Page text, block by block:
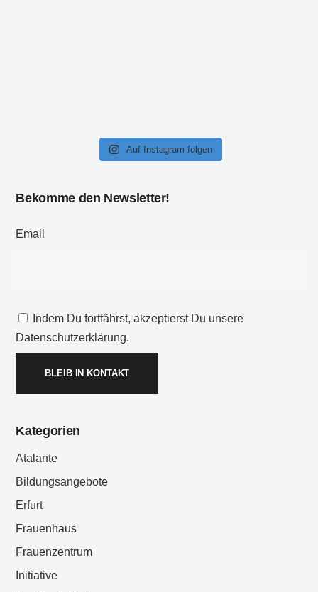
Auf Instagram folgen
Bekomme den Newsletter!
Email
Indem Du fortfährst, akzeptierst Du unsere
Datenschutzerklärung.
Kategorien
Atalante
Bildungsangebote
Erfurt
Frauenhaus
Frauenzentrum
Initiative